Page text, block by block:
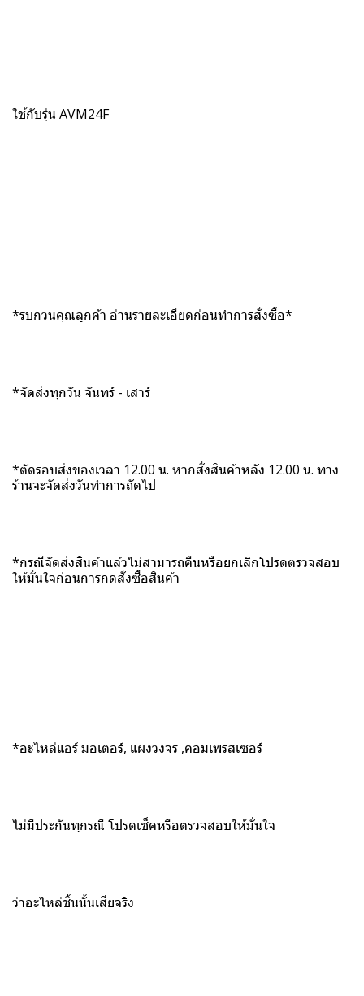
ใช้กับรุ่น AVM24F
*รบกวนคุณลูกค้า อ่านรายละเอียดก่อนทำการสั่งซื้อ*
*จัดส่งทุกวัน จันทร์ - เสาร์
*ตัดรอบส่งของเวลา 12.00 น. หากสั่งสินค้าหลัง 12.00 น. ทาง
ร้านจะจัดส่งวันทำการถัดไป
*กรณีจัดส่งสินค้าแล้วไม่สามารถคืนหรือยกเลิกโปรดตรวจสอบ
ให้มั่นใจก่อนการกดสั่งซื้อสินค้า
*อะไหล่แอร์ มอเตอร์, แผงวงจร ,คอมเพรสเซอร์
ไม่มีประกันทุกรณี โปรดเช็คหรือตรวจสอบให้มั่นใจ
ว่าอะไหล่ชิ้นนั้นเสียจริง